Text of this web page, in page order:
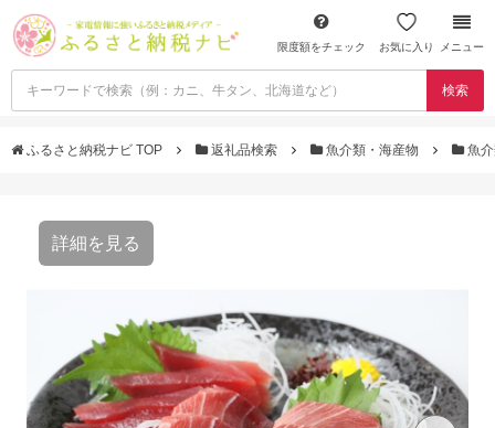
限度額をチェック お気に入り メニュー
検索
ふるさと納税ナビ TOP 返礼品検索 魚介類・海産物 魚介
詳細を見る